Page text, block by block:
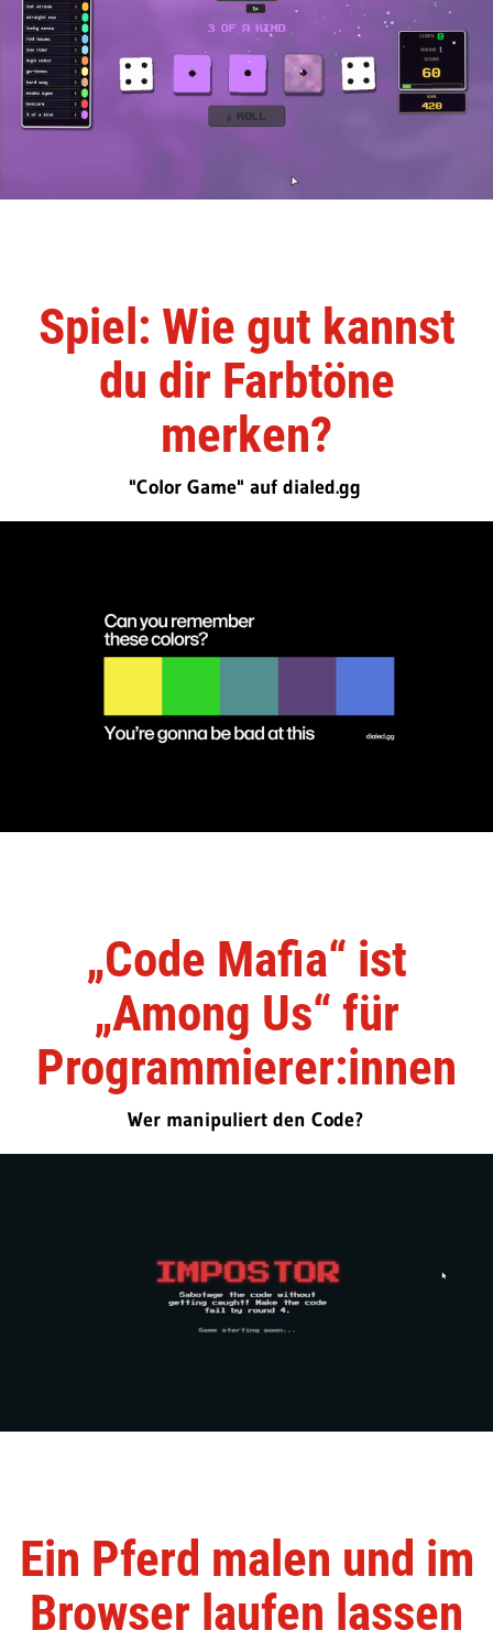
Spiel: Wie gut kannst
du dir Farbtöne
merken?
"Color Game" auf dialed.gg
„Code Mafia“ ist
„Among Us“ für
Programmierer:innen
Wer manipuliert den Code?
Ein Pferd malen und im
Browser laufen lassen